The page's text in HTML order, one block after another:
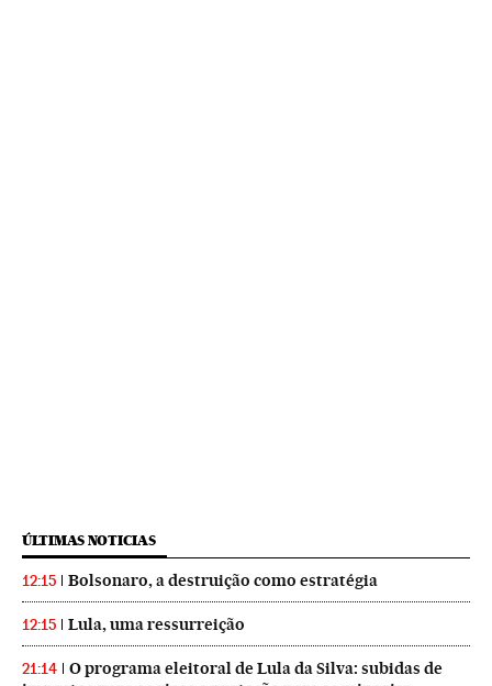
ÚLTIMAS NOTICIAS
12:15 Bolsonaro, a destruição como estratégia
12:15 Lula, uma ressurreição
21:14
O programa eleitoral de Lula da Silva: subidas de